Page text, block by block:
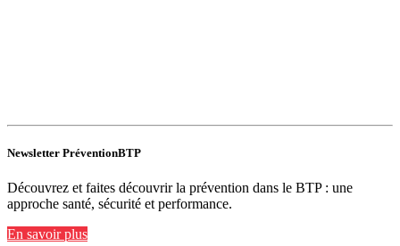
Newsletter PréventionBTP
Découvrez et faites découvrir la prévention dans le BTP : une
approche santé, sécurité et performance.
En savoir plus